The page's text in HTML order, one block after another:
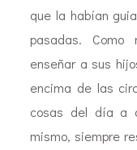
que la habían
pasadas. Como
enseñar a sus
encima de las
cosas del día a
mismo, siempre